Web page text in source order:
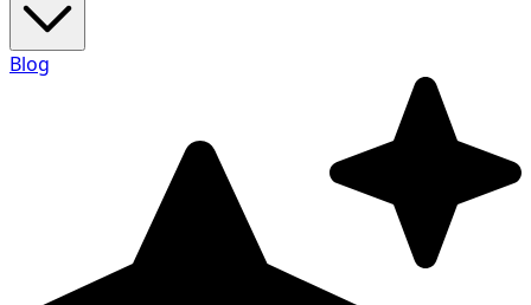
Blog